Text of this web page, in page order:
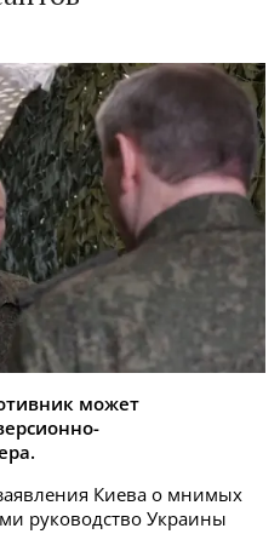
может
Киева о мнимых
руководство Украины